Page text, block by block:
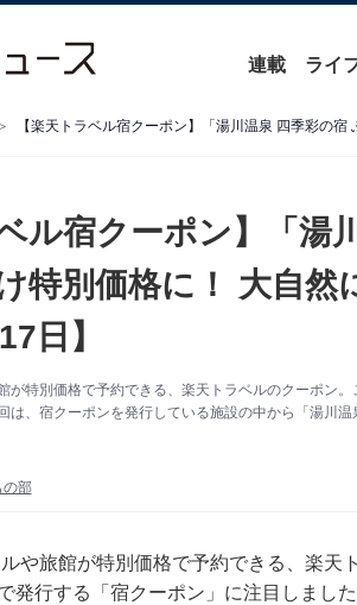
連載 ライ
ル宿クーポン】「湯
特別価格に！ 大自然
日】
が特別価格で予約できる、楽天トラベルのクーポン
は、宿クーポンを発行している施設の中から「湯
の部
や旅館が特別価格で予約できる、楽天
発行する「宿クーポン」に注目しまし